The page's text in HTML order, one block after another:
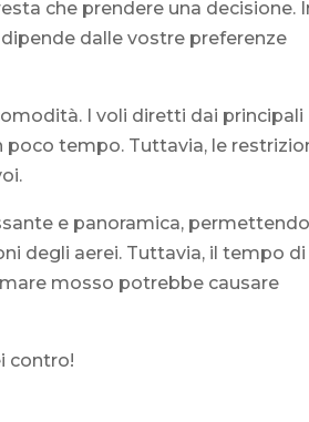
che prendere una decisione.
dalle vostre preferenze
I voli diretti dai principali
tempo. Tuttavia, le
e panoramica,
degli aerei. Tuttavia, il tempo di
mosso potrebbe causare
contro!